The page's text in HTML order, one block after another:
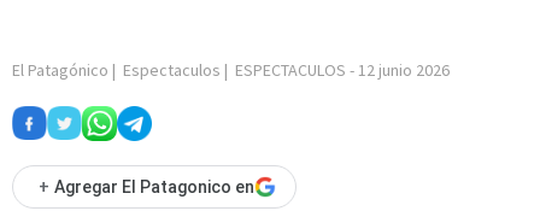
El Patagónico | Espectaculos | ESPECTACULOS - 12 junio 2026
+ Agregar El Patagonico en